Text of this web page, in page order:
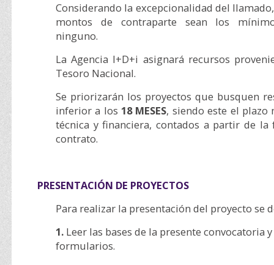
Considerando la excepcionalidad del
montos de contraparte sean los
ninguno.
La Agencia I+D+i asignará recursos
Tesoro Nacional.
Se priorizarán los proyectos que busquen
inferior a los 18 MESES, siendo este el
técnica y financiera, contados a partir de
contrato.
PRESENTACIÓN DE PROYECTOS
Para realizar la presentación del proyecto se
1. Leer las bases de la presente convocatoria
formularios.